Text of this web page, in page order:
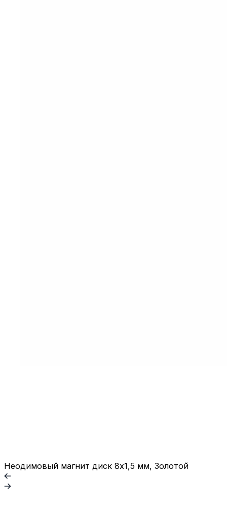
Неодимовый магнит диск 8х1,5 мм, Золотой